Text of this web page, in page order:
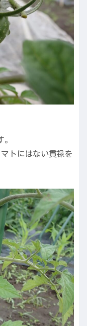
トにはない貫禄を